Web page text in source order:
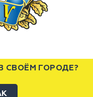
СВОЁМ ГОРОДЕ?